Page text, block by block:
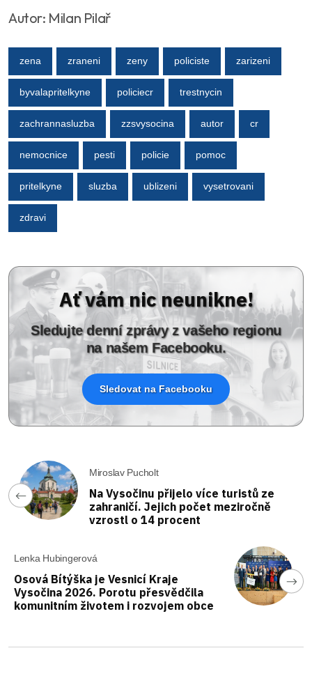
Autor: Milan Pilař
zena zraneni zeny policiste zarizeni
byvalapritelkyne policiecr trestnycin
zachrannasluzba zzsvysocina autor cr
nemocnice pesti policie pomoc
pritelkyne sluzba ublizeni vysetrovani
zdravi
Ať vám nic neunikne!
Sledujte denní zprávy z vašeho regionu
na našem Facebooku.
Sledovat na Facebooku
Miroslav Pucholt
Na Vysočinu přijelo více turistů ze
zahraničí. Jejich počet meziročně
vzrostl o 14 procent
Lenka Hubingerová
Osová Bítýška je Vesnicí Kraje
Vysočina 2026. Porotu přesvědčila
komunitním životem i rozvojem obce